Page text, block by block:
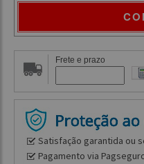
Frete e prazo
Satisfação garantida ou
Pagamento via